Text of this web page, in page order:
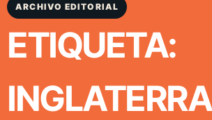
ARCHIVO EDITORIAL
ETIQUETA:
INGLATERRA